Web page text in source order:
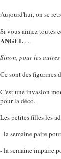
Aujourd'hui, on se
Si vous aimez toutes
ANGEL.....
Sinon, pour les autres
Ce sont des figurines
C'est une invasion
pour la déco.
Les petites filles les
- la semaine paire
- la semaine impaire